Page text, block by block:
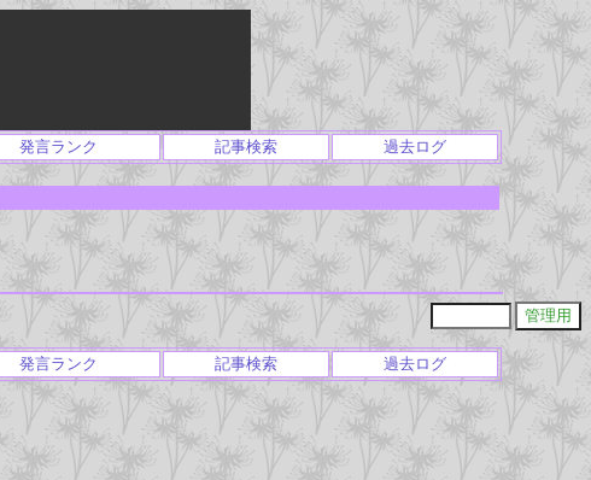
発言ランク 記事検索 過去ログ
発言ランク 記事検索 過去ログ